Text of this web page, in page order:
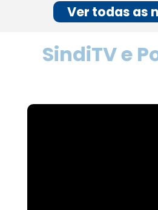
um evento de sucesso